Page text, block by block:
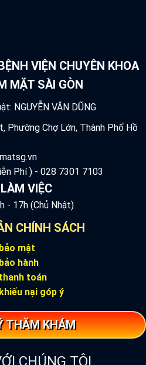
VIỆN CHUYÊN KHOA
MẶT SÀI GÒN
NGUYỄN VĂN DŨNG
Phường Chợ Lớn, Thành Phố Hồ
Phí ) - 028 7301 7103
VIỆC
- 17h (Chủ Nhật)
CHÍNH SÁCH
mật
hành
toán
nại góp ý
THĂM KHÁM
CHÚNG TÔI